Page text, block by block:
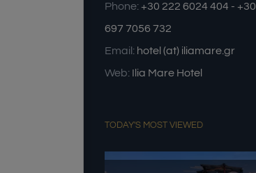
Phone: +30 222 6024 404 - +30
697 7056 732
Email: hotel (at) iliamare.gr
Web: Ilia Mare Hotel
TODAY'S MOST VIEWED